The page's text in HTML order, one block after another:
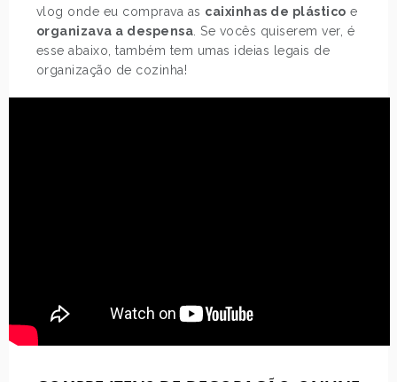
vlog onde eu comprava as caixinhas de plástico e
organizava a despensa . Se vocês quiserem ver, é
esse abaixo, também tem umas ideias legais de
organização de cozinha!